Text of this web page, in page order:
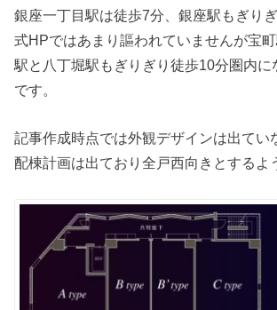
銀座一丁目駅は徒歩7分、銀座駅もぎり
式HPではあまり謳われていませんが宝
駅と八丁堀駅もぎりぎり徒歩10分圏内に
です。
記事作成時点では外観デザインは出てい
配棟計画は出ており全戸西向きとするよ